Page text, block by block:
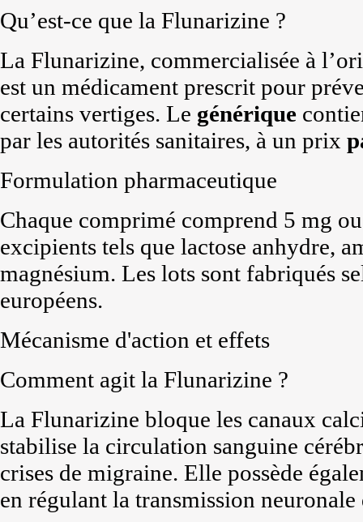
Qu’est-ce que la Flunarizine ?
La Flunarizine, commercialisée à
est un médicament prescrit pour
certains vertiges. Le générique
par les autorités sanitaires, à un prix
Formulation pharmaceutique
Chaque comprimé comprend 5 mg
excipients tels que lactose anhydre,
magnésium. Les lots sont fabriqués
européens.
Mécanisme d'action et effets
Comment agit la Flunarizine ?
La Flunarizine bloque les canaux
stabilise la circulation sanguine
crises de migraine. Elle possède
en régulant la transmission neuronale